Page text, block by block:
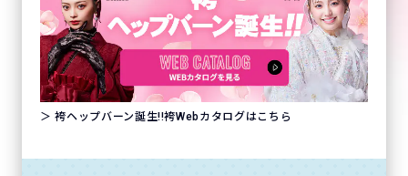
＞ 袴ヘップバーン誕生!!袴Webカタログはこちら